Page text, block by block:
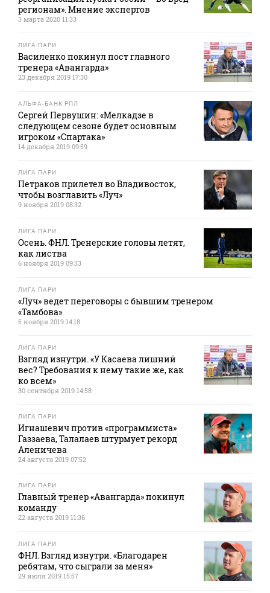
регионам». Мнение экспертов
3 марта 2020 11:33
ЛИГА ПАРИ
Василенко покинул пост главного
тренера «Авангарда»
23 декабря 2019 17:30
АЛЬФА-БАНК РПЛ
Сергей Первушин: «Мелкадзе в
следующем сезоне будет основным
игроком «Спартака»
14 декабря 2019 09:59
ЛИГА ПАРИ
Петраков прилетел во Владивосток,
чтобы возглавить «Луч»
9 ноября 2019 08:32
ЛИГА ПАРИ
Осень. ФНЛ. Тренерские головы летят,
как листва
6 ноября 2019 09:33
ЛИГА ПАРИ
«Луч» ведет переговоры с бывшим тренером
«Тамбова»
5 ноября 2019 14:18
ЛИГА ПАРИ
Взгляд изнутри. «У Касаева лишний
вес? Требования к нему такие же, как
ко всем»
30 сентября 2019 14:58
ЛИГА ПАРИ
Игнашевич против «программиста»
Газзаева, Талалаев штурмует рекорд
Аленичева
24 августа 2019 07:52
ЛИГА ПАРИ
Главный тренер «Авангарда» покинул
команду
22 августа 2019 11:36
ЛИГА ПАРИ
ФНЛ. Взгляд изнутри. «Благодарен
ребятам, что сыграли за меня»
29 июля 2019 15:57